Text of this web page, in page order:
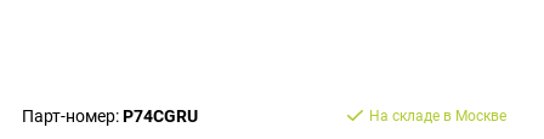
Парт-номер:P74CGRU На складе в Москве